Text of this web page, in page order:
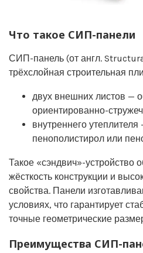
Что такое СИП-панели
СИП-панель (от англ.
трёхслойная строительная
двух внешних листов —
ориентированно-
внутреннего
пенополистирол или
Такое «сэндвич»-устройство
жёсткость конструкции и
свойства. Панели
условиях, что гарантирует
точные геометрические
Преимущества СИП-